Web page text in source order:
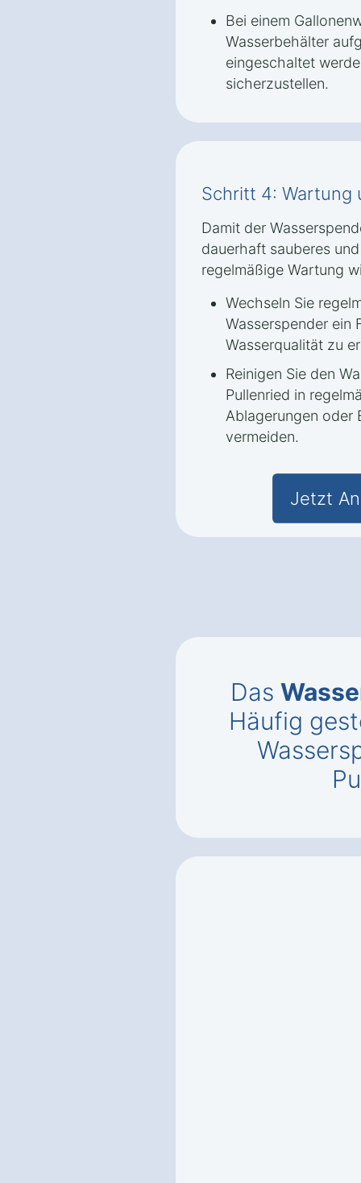
Bei einem
Wasserbehälter
eingeschaltet
sicherzustellen.
Schritt 4: Wartung
Damit der
dauerhaft sauberes
regelmäßige Wartung
Wechseln Sie
Wasserspender ein
Wasserqualität zu
Reinigen Sie den
Pullenried in
Ablagerungen oder
vermeiden.
Jetzt
Das
Häufig